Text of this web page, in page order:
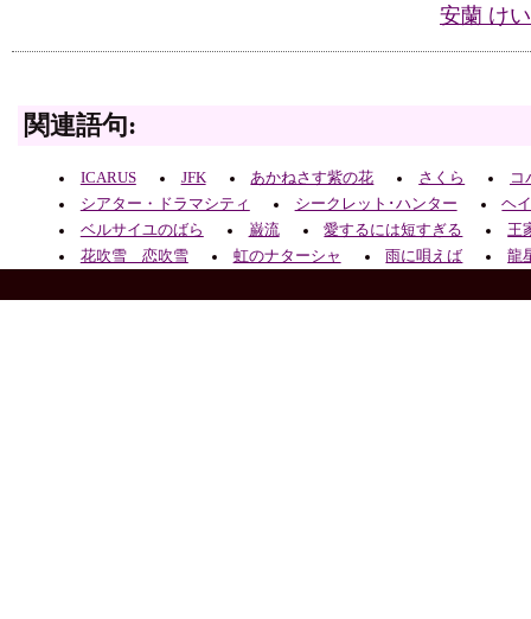
安蘭 け
関連語句:
ICARUS JFK あかねさす紫の花 さくら
コ
シアター・ドラマシティ
シークレット･ハンター
ヘ
ベルサイユのばら
巌流 愛するには短すぎる
王
花吹雪 恋吹雪
虹のナターシャ 雨に唄えば 龍